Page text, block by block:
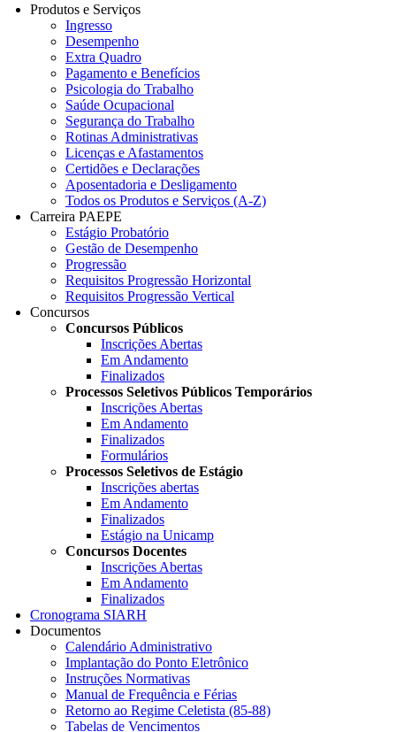
Produtos e Serviços
Ingresso
Desempenho
Extra Quadro
Pagamento e Benefícios
Psicologia do Trabalho
Saúde Ocupacional
Segurança do Trabalho
Rotinas Administrativas
Licenças e Afastamentos
Certidões e Declarações
Aposentadoria e Desligamento
Todos os Produtos e Serviços (A-Z)
Carreira PAEPE
Estágio Probatório
Gestão de Desempenho
Progressão
Requisitos Progressão Horizontal
Requisitos Progressão Vertical
Concursos
Concursos Públicos
Inscrições Abertas
Em Andamento
Finalizados
Processos Seletivos Públicos Temporários
Inscrições Abertas
Em Andamento
Finalizados
Formulários
Processos Seletivos de Estágio
Inscrições abertas
Em Andamento
Finalizados
Estágio na Unicamp
Concursos Docentes
Inscrições Abertas
Em Andamento
Finalizados
Cronograma SIARH
Documentos
Calendário Administrativo
Implantação do Ponto Eletrônico
Instruções Normativas
Manual de Frequência e Férias
Retorno ao Regime Celetista (85-88)
Tabelas de Vencimentos